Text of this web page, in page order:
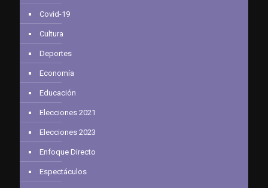
Covid-19
Cultura
Deportes
Economía
Educación
Elecciones 2021
Elecciones 2023
Enfoque Directo
Espectáculos